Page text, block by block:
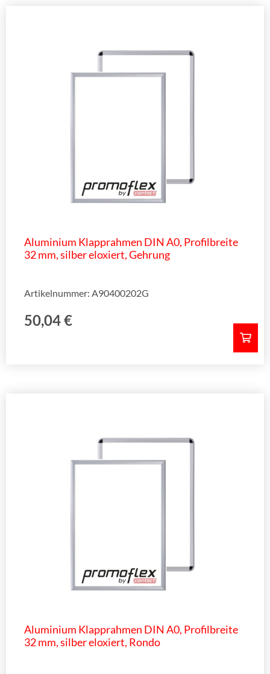
Aluminium Klapprahmen DIN A0, Profilbreite
32 mm, silber eloxiert, Gehrung
50,04€
Artikelnummer: A90400202G
Aluminium Klapprahmen DIN A0, Profilbreite
32 mm, silber eloxiert, Rondo